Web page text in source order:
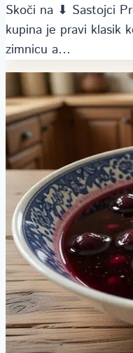
Skoči na ⬇ Sastojci
kupina je pravi klasik
zimnicu a…